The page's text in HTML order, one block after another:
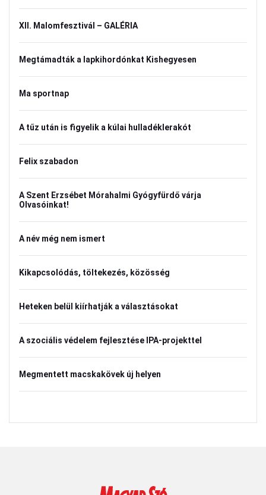
XII. Malomfesztivál – GALÉRIA
Megtámadták a lapkihordónkat Kishegyesen
Ma sportnap
A tűz után is figyelik a kúlai hulladéklerakót
Felix szabadon
A Szent Erzsébet Mórahalmi Gyógyfürdő várja
Olvasóinkat!
A név még nem ismert
Kikapcsolódás, töltekezés, közösség
Heteken belül kiírhatják a választásokat
A szociális védelem fejlesztése IPA-projekttel
Megmentett macskakövek új helyen